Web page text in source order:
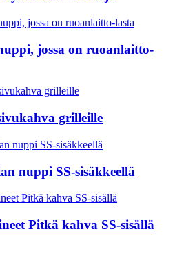
jossa on ruoanlaitto-
grilleille
nuppi SS-sisäkkeellä
Pitkä kahva SS-sisällä